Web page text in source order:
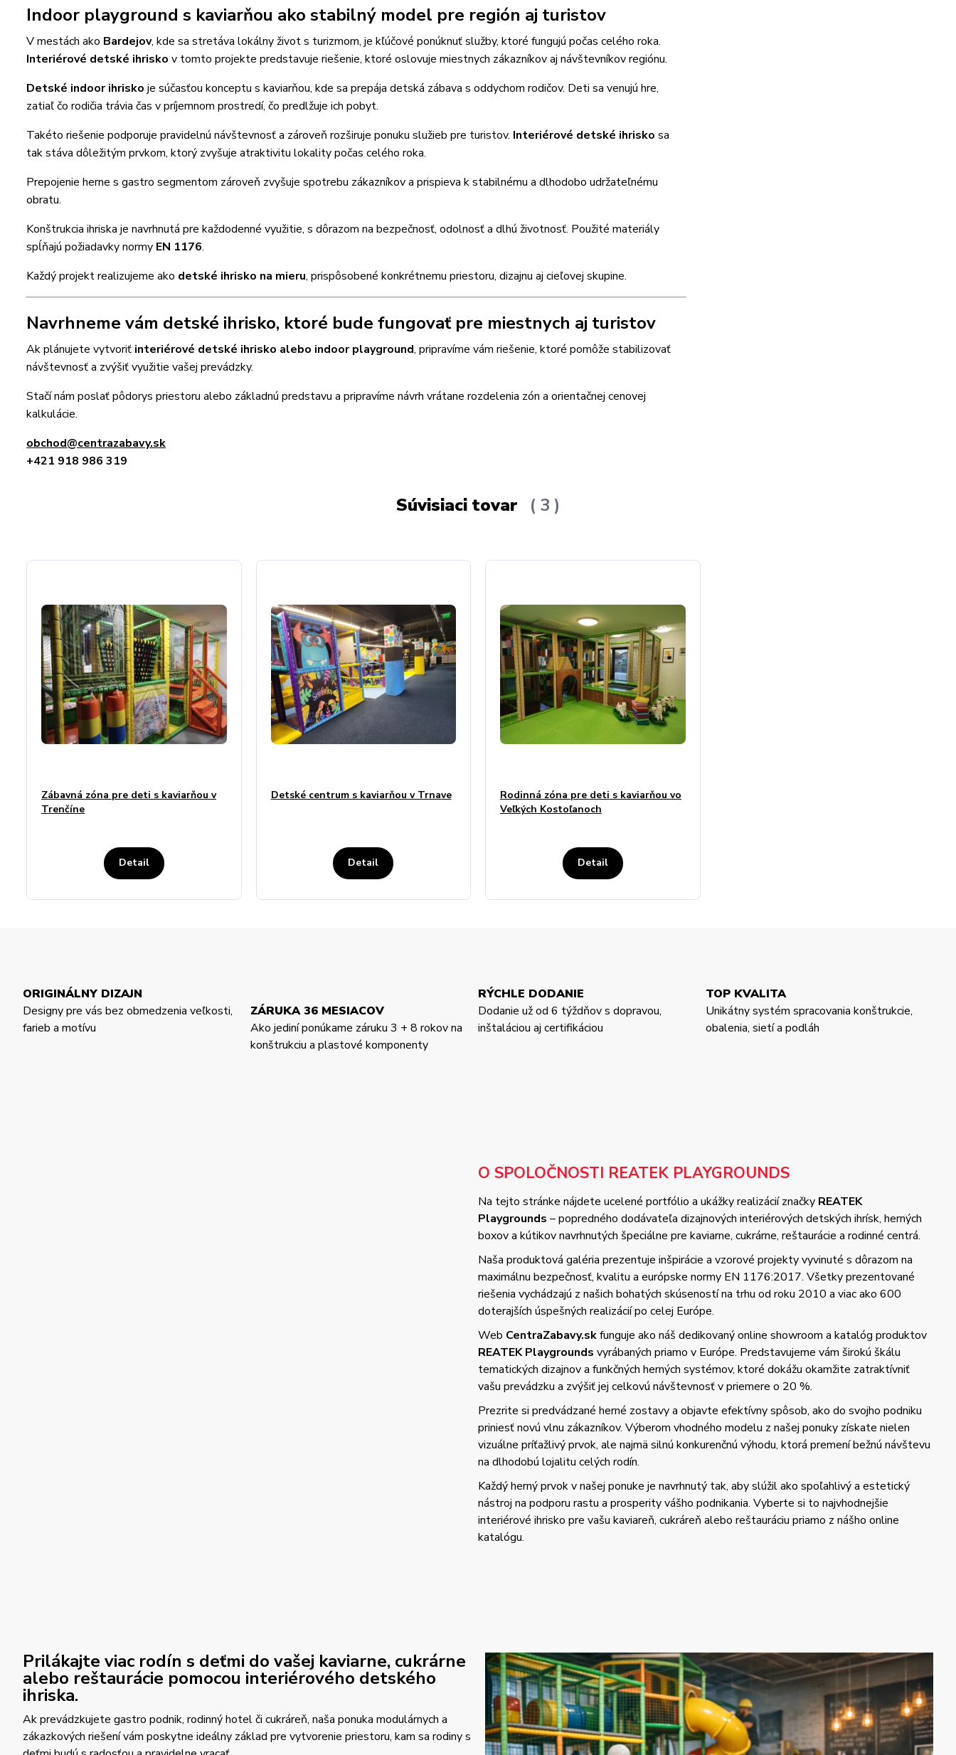
Indoor playground s kaviarňou ako stabilný model pre región aj turistov
V mestách ako Bardejov, kde sa stretáva lokálny život s turizmom, je kľúčové ponúknuť služby, ktoré fungujú počas celého roka.
Interiérové detské ihrisko v tomto projekte predstavuje riešenie, ktoré oslovuje miestnych zákazníkov aj návštevníkov regiónu.
Detské indoor ihrisko je súčasťou konceptu s kaviarňou, kde sa prepája detská zábava s oddychom rodičov. Deti sa venujú hre,
zatiaľ čo rodičia trávia čas v príjemnom prostredí, čo predlžuje ich pobyt.
Takéto riešenie podporuje pravidelnú návštevnosť a zároveň rozširuje ponuku služieb pre turistov. Interiérové detské ihrisko sa
tak stáva dôležitým prvkom, ktorý zvyšuje atraktivitu lokality počas celého roka.
Prepojenie herne s gastro segmentom zároveň zvyšuje spotrebu zákazníkov a prispieva k stabilnému a dlhodobo udržateľnému
obratu.
Konštrukcia ihriska je navrhnutá pre každodenné využitie, s dôrazom na bezpečnosť, odolnosť a dlhú životnosť. Použité materiály
spĺňajú požiadavky normy EN 1176.
Každý projekt realizujeme ako detské ihrisko na mieru, prispôsobené konkrétnemu priestoru, dizajnu aj cieľovej skupine.
Navrhneme vám detské ihrisko, ktoré bude fungovať pre miestnych aj turistov
Ak plánujete vytvoriť interiérové detské ihrisko alebo indoor playground, pripravíme vám riešenie, ktoré pomôže stabilizovať
návštevnosť a zvýšiť využitie vašej prevádzky.
Stačí nám poslať pôdorys priestoru alebo základnú predstavu a pripravíme návrh vrátane rozdelenia zón a orientačnej cenovej
kalkulácie.
obchod@centrazabavy.sk
+421 918 986 319
Súvisiaci tovar 3
Zábavná zóna pre deti s kaviarňou v
Trenčíne
Detail
Detské centrum s kaviarňou v Trnave
Detail
Rodinná zóna pre deti s kaviarňou vo
Veľkých Kostoľanoch
Detail
ORIGINÁLNY DIZAJN
Designy pre vás bez obmedzenia veľkosti,
farieb a motívu
ZÁRUKA 36 MESIACOV
Ako jediní ponúkame záruku 3 + 8 rokov na
konštrukciu a plastové komponenty
RÝCHLE DODANIE
Dodanie už od 6 týždňov s dopravou,
inštaláciou aj certifikáciou
TOP KVALITA
Unikátny systém spracovania konštrukcie,
obalenia, sietí a podláh
O SPOLOČNOSTI REATEK PLAYGROUNDS
Na tejto stránke nájdete ucelené portfólio a ukážky realizácií značky REATEK
Playgrounds – popredného dodávateľa dizajnových interiérových detských ihrísk, herných
boxov a kútikov navrhnutých špeciálne pre kaviarne, cukrárne, reštaurácie a rodinné centrá.
Naša produktová galéria prezentuje inšpirácie a vzorové projekty vyvinuté s dôrazom na
maximálnu bezpečnosť, kvalitu a európske normy EN 1176:2017. Všetky prezentované
riešenia vychádzajú z našich bohatých skúseností na trhu od roku 2010 a viac ako 600
doterajších úspešných realizácií po celej Európe.
Web CentraZabavy.skfunguje ako náš dedikovaný online showroom a katalóg produktov
REATEK Playgrounds vyrábaných priamo v Európe. Predstavujeme vám širokú škálu
tematických dizajnov a funkčných herných systémov, ktoré dokážu okamžite zatraktívniť
vašu prevádzku a zvýšiť jej celkovú návštevnosť v priemere o 20 %.
Prezrite si predvádzané herné zostavy a objavte efektívny spôsob, ako do svojho podniku
priniesť novú vlnu zákazníkov. Výberom vhodného modelu z našej ponuky získate nielen
vizuálne príťažlivý prvok, ale najmä silnú konkurenčnú výhodu, ktorá premení bežnú návštevu
na dlhodobú lojalitu celých rodín.
Každý herný prvok v našej ponuke je navrhnutý tak, aby slúžil ako spoľahlivý a estetický
nástroj na podporu rastu a prosperity vášho podnikania. Vyberte si to najvhodnejšie
interiérové ihrisko pre vašu kaviareň, cukráreň alebo reštauráciu priamo z nášho online
katalógu.
Prilákajte viac rodín s deťmi do vašej kaviarne, cukrárne
alebo reštaurácie pomocou interiérového detského
ihriska.
Ak prevádzkujete gastro podnik, rodinný hotel či cukráreň, naša ponuka modulárnych a
zákazkových riešení vám poskytne ideálny základ pre vytvorenie priestoru, kam sa rodiny s